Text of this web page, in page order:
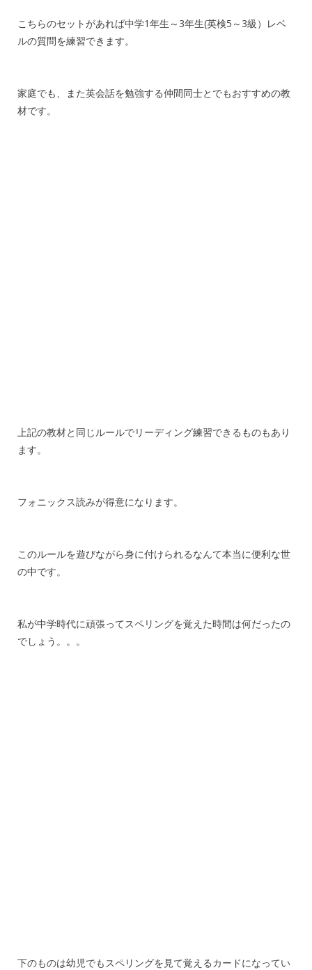
こちらのセットがあれば中学1年生～3年生(英検5～3級）レベ
ルの質問を練習できます。
家庭でも、また英会話を勉強する仲間同士とでもおすすめの教
材です。
上記の教材と同じルールでリーディング練習できるものもあり
ます。
フォニックス読みが得意になります。
このルールを遊びながら身に付けられるなんて本当に便利な世
の中です。
私が中学時代に頑張ってスペリングを覚えた時間は何だったの
でしょう。。。
下のものは幼児でもスペリングを見て覚えるカードになってい